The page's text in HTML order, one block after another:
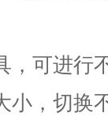
，可进行
小，切换